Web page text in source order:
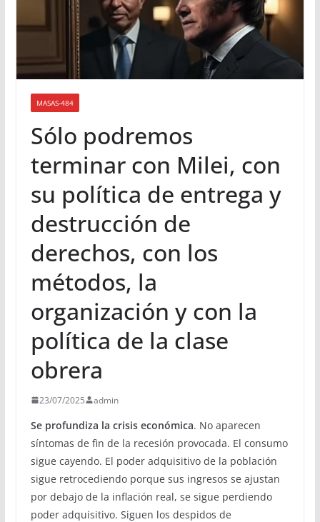
MASAS-484
Sólo podremos
terminar con Milei, con
su política de entrega y
destrucción de
derechos, con los
métodos, la
organización y con la
política de la clase
obrera
23/07/2025 admin
Se profundiza la crisis económica. No aparecen
síntomas de fin de la recesión provocada. El consumo
sigue cayendo. El poder adquisitivo de la población
sigue retrocediendo porque sus ingresos se ajustan
por debajo de la inflación real, se sigue perdiendo
poder adquisitivo. Siguen los despidos de